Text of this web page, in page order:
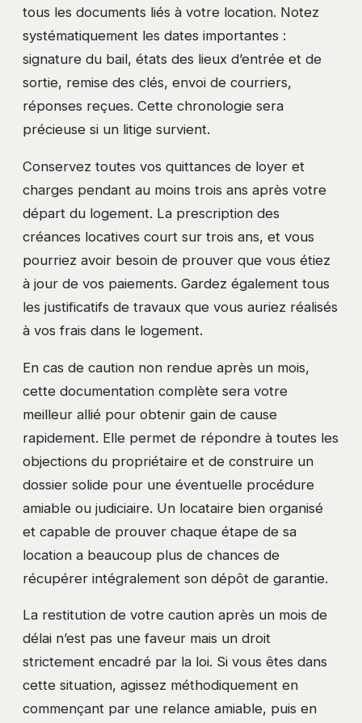
tous les documents liés à votre location. Notez
systématiquement les dates importantes :
signature du bail, états des lieux d’entrée et de
sortie, remise des clés, envoi de courriers,
réponses reçues. Cette chronologie sera
précieuse si un litige survient.
Conservez toutes vos quittances de loyer et
charges pendant au moins trois ans après votre
départ du logement. La prescription des
créances locatives court sur trois ans, et vous
pourriez avoir besoin de prouver que vous étiez
à jour de vos paiements. Gardez également tous
les justificatifs de travaux que vous auriez réalisés
à vos frais dans le logement.
En cas de caution non rendue après un mois,
cette documentation complète sera votre
meilleur allié pour obtenir gain de cause
rapidement. Elle permet de répondre à toutes les
objections du propriétaire et de construire un
dossier solide pour une éventuelle procédure
amiable ou judiciaire. Un locataire bien organisé
et capable de prouver chaque étape de sa
location a beaucoup plus de chances de
récupérer intégralement son dépôt de garantie.
La restitution de votre caution après un mois de
délai n’est pas une faveur mais un droit
strictement encadré par la loi. Si vous êtes dans
cette situation, agissez méthodiquement en
commençant par une relance amiable, puis en